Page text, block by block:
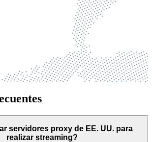
servidores proxy de EE. UU. para
realizar streaming?